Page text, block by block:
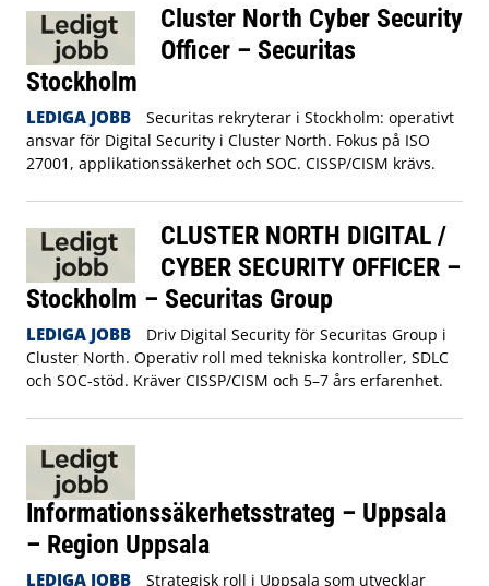
Cluster North Cyber Security
Officer – Securitas
Stockholm
LEDIGA JOBB
Securitas rekryterar i Stockholm: operativt
ansvar för Digital Security i Cluster North. Fokus på ISO
27001, applikationssäkerhet och SOC. CISSP/CISM krävs.
CLUSTER NORTH DIGITAL /
CYBER SECURITY OFFICER –
Stockholm – Securitas Group
LEDIGA JOBB
Driv Digital Security för Securitas Group i
Cluster North. Operativ roll med tekniska kontroller, SDLC
och SOC-stöd. Kräver CISSP/CISM och 5–7 års erfarenhet.
Informationssäkerhetsstrateg – Uppsala
– Region Uppsala
LEDIGA JOBB
Strategisk roll i Uppsala som utvecklar